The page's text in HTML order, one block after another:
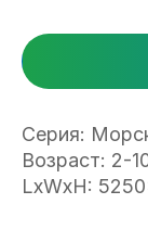
Серия:
Возраст: 2-
LxWxH: